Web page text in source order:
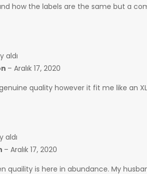
how the labels are the same but a
aldı
– Aralık 17, 2020
quality however it fit me like an
aldı
– Aralık 17, 2020
quaility is here in abundance. My